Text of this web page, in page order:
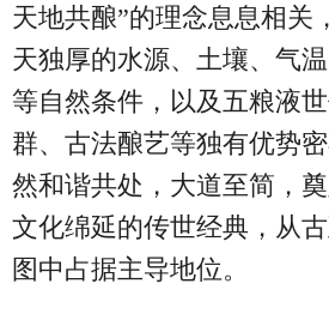
天地共酿”的理念息息相关
天独厚的水源、土壤、气
等自然条件，以及五粮液
群、古法酿艺等独有优势
然和谐共处，大道至简，
文化绵延的传世经典，从
图中占据主导地位。